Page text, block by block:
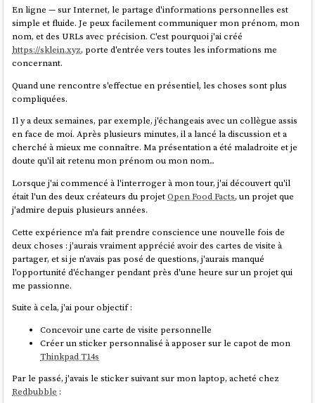
    _source: {
      commits: {
'4da69e469145fe5603e57b9e22889738d066a5e2':
'mars.md',
d9bffc3da0c91366dda54fefa01383b109554054:
'mars.md'
      mimetype: 'text/markdown; charset=utf-8'
    }
  },
  {
    _index: 'files',
    _id:
'1be731144f49282c43b5e7827bef986a52723a71',
    _source: {
      commits: {
'4da69e469145fe5603e57b9e22889738d066a5e2':
'venus.md',
d9bffc3da0c91366dda54fefa01383b109554054:
'venus.md'
      },
      mimetype: 'text/markdown; charset=utf-8'
  },
  {
import express from 'express';
import cron from 'node-cron';
import db, { migrate } from
const isDev = process.env.ENV !==
migrate(); // Lancement de la migration du
modèle de donnée dès de lancement du serveur
// Configuration d'une tâche exécuté toutes
les heures
cron.schedule(
    async () => {
        console.log('Start task...');
        console.log(db().query('SELECT * FROM
posts'));
        console.log('Task executed');
);
async function createServer() {
    const app = express();
    ...
En ligne — sur Internet, le partage d'informations personnelles est
simple et fluide. Je peux facilement communiquer mon prénom, mon
nom, et des URLs avec précision. C'est pourquoi j'ai créé
https://sklein.xyz, porte d'entrée vers toutes les informations me
concernant.
Quand une rencontre s'effectue en présentiel, les choses sont plus
compliquées.
Il y a deux semaines, par exemple, j'échangeais avec un collègue assis
en face de moi. Après plusieurs minutes, il a lancé la discussion et a
cherché à mieux me connaître. Ma présentation a été maladroite et je
doute qu'il ait retenu mon prénom ou mon nom...
Lorsque j'ai commencé à l'interroger à mon tour, j'ai découvert qu'il
était l'un des deux créateurs du projetOpen Food Facts, un projet que
j'admire depuis plusieurs années.
Cette expérience m'a fait prendre conscience une nouvelle fois de
deux choses : j'aurais vraiment apprécié avoir des cartes de visite à
partager, et si je n'avais pas posé de questions, j'aurais manqué
l'opportunité d'échanger pendant près d'une heure sur un projet qui
me passionne.
Suite à cela, j'ai pour objectif :
Concevoir une carte de visite personnelle
Créer un sticker personnalisé à apposer sur le capot de mon
Thinkpad T14s
Par le passé, j'avais le sticker suivant sur mon laptop, acheté chez
Redbubble :